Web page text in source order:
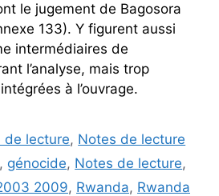
le jugement de Bagosora
133). Y figurent aussi
intermédiaires de
l’analyse, mais trop
à l’ouvrage.
de lecture, Notes de lecture
, génocide, Notes de lecture,
2009, Rwanda, Rwanda